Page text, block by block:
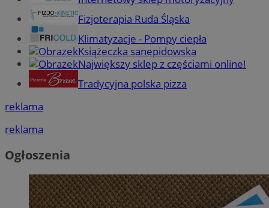
Fizjoterapia Ruda Śląska
Klimatyzacje - Pompy ciepła
Książeczka sanepidowska
Największy sklep z częściami online!
Tradycyjna polska pizza
reklama
reklama
Ogłoszenia